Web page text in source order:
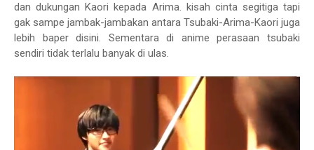
dan dukungan Kaori kepada Arima. kisah cinta segitiga tapi
gak sampe jambak-jambakan antara Tsubaki-Arima-Kaori juga
lebih baper disini. Sementara di anime perasaan tsubaki
sendiri tidak terlalu banyak di ulas.